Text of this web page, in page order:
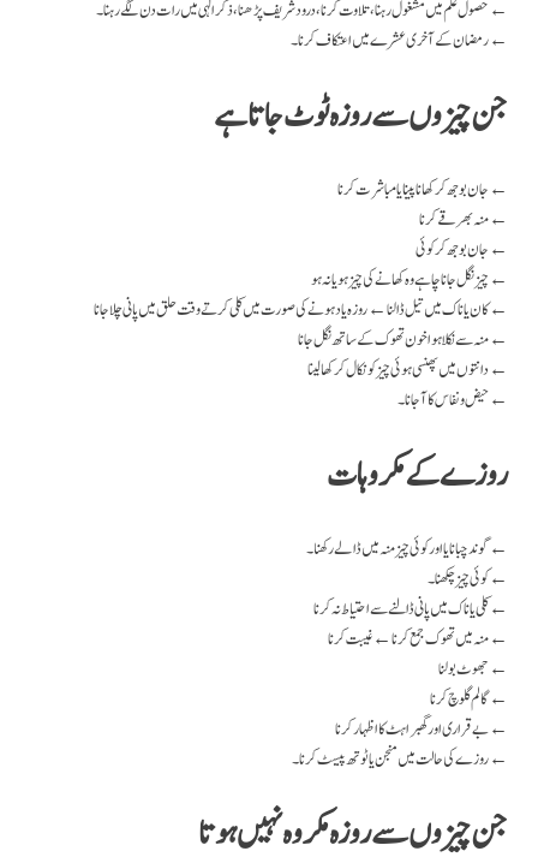
حصول علم میں مشغول رہنا، تلاوت کرنا ، درود شریف پڑھنا، ذکر الہی میں رات دن لگے رہنا۔ ←
رمضان کے آخری عشرے میں اعتکاف کرنا۔ ←
جن چیزوں سے روزہ ٹوٹ جاتا ہے
جان بوجھ کر کھانا پینا یا مباشرت کرنا ←
منہ بھر قے کرنا ←
جان بوجھ کر کوئی ←
چیز نگل جانا چاہے وہ کھانے کی چیز ہو یا نہ ہو ←
کان یا ناک میں تیل ڈالنا ← روزہ یاد ہونے کی صورت میں کلی کرتے وقت حلق میں پانی چلا جانا ←
منہ سے نکلا ہوا خون تھوک کے ساتھ نگل جانا ←
دانتوں میں پھنسی ہوئی چیز کو نکال کر کھا لینا ←
حیض و نفاس کا آجانا۔ ←
روزے کے مکروہات
گوند چبانا یا اور کوئی چیز منہ میں ڈالے رکھنا ۔ ←
کوئی چیز چکھنا۔ ←
کلی یا ناک میں پانی ڈالنے سے احتیاط نہ کرنا ←
منہ میں تھوک جمع کرنا ← غیبت کرنا ←
جھوٹ بولنا ←
گالم گلوچ کرنا ←
بے قراری اور گھبراہٹ کا اظہار کرنا ←
روزے کی حالت میں منجن یا ٹوتھ پیسٹ کرنا۔ ←
جن چیزوں سے روزہ مکروہ نہیں ہوتا